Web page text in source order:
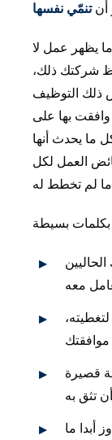
أنتنمّي نفسها
يظهر عمل لا
شركتك ذلك،
ذلك التوظيف
وافقت بها على
ما يحدث أنها
العمل لكل
قصيرة
أبدا ما